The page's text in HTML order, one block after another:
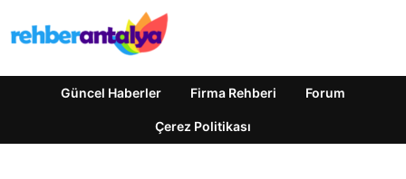
Güncel Haberler Firma Rehberi Forum
Çerez Politikası